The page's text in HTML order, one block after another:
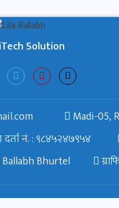
Solution
Madi-05,
नं. : ९८४५२४७९५४
Bhurtel